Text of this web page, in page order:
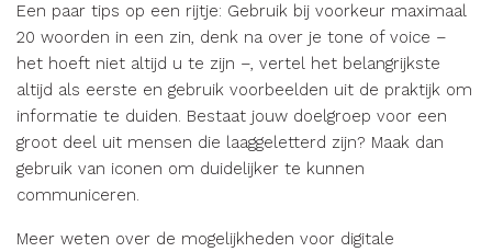
Een paar tips op een rijtje: Gebruik bij voorkeur maximaal
20 woorden in een zin, denk na over je tone of voice –
het hoeft niet altijd u te zijn –, vertel het belangrijkste
altijd als eerste en gebruik voorbeelden uit de praktijk om
informatie te duiden. Bestaat jouw doelgroep voor een
groot deel uit mensen die laaggeletterd zijn? Maak dan
gebruik van iconen om duidelijker te kunnen
communiceren.
Meer weten over de mogelijkheden voor digitale